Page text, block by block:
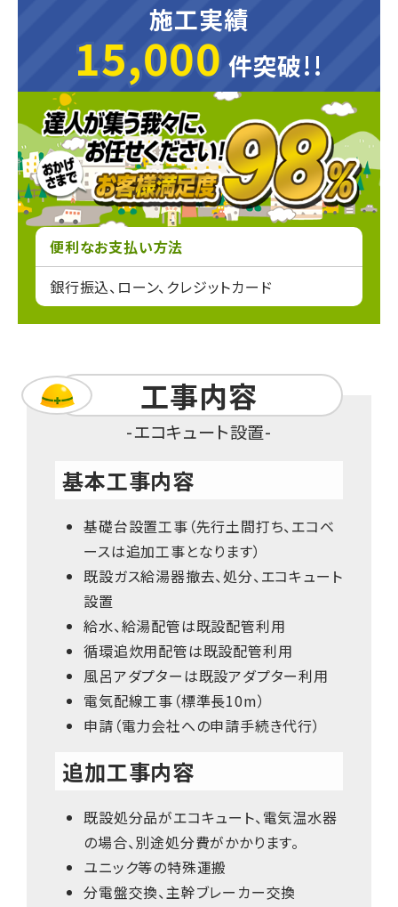
施工実績
15,000
15,000 件突破!!
便利なお支払い方法
銀行振込、ローン、クレジットカード
工事内容
エコキュート設置
基本工事内容
基礎台設置工事（先行土間打ち、エコベ
ースは追加工事となります）
既設ガス給湯器撤去、処分、エコキュート
設置
給水、給湯配管は既設配管利用
循環追炊用配管は既設配管利用
風呂アダプターは既設アダプター利用
電気配線工事（標準長10m）
申請（電力会社への申請手続き代行）
追加工事内容
既設処分品がエコキュート、電気温水器
の場合、別途処分費がかかります。
ユニック等の特殊運搬
分電盤交換、主幹ブレーカー交換